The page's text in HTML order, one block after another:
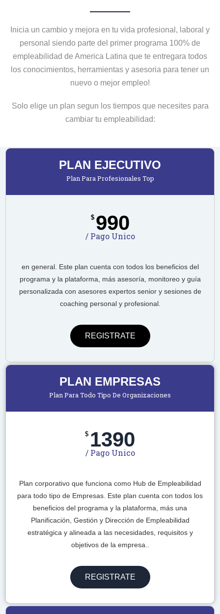
Inicia un cambio y mejora en tu vida profesional, laboral y
personal siendo parte del primer programa 100% de
empleabilidad de America Latina que te entregara todos
los conocimientos, herramientas y asesoria para tener un
nuevo o mejor empleo!
Solo elige un plan segun los tiempos que necesites para
cambiar tu empleabilidad:
PLAN EJECUTIVO
Plan Para Profesionales Top
$ 990
/ Pago Unico
en general. Este plan cuenta con todos los beneficios del
programa y la plataforma, más asesoría, monitoreo y guía
personalizada con asesores expertos senior y sesiones de
coaching personal y profesional.
REGISTRATE
PLAN EMPRESAS
Plan Para Todo Tipo De Organizaciones
$ 1390
/ Pago Unico
Plan corporativo que funciona como Hub de Empleabilidad
para todo tipo de Empresas. Este plan cuenta con todos los
beneficios del programa y la plataforma, más una
Planificación, Gestión y Dirección de Empleabilidad
estratégica y alineada a las necesidades, requisitos y
objetivos de la empresa..
REGISTRATE